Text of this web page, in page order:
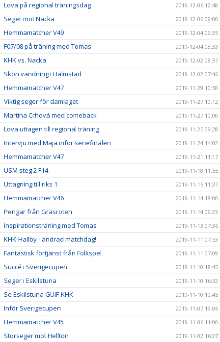
Lova på regional träningsdag 2019-12-06 12:48
Seger mot Nacka 2019-12-06 09:00
Hemmamatcher V49 2019-12-04 09:35
F07/08 på träning med Tomas 2019-12-04 08:33
KHK vs. Nacka 2019-12-02 08:37
Skön vändning i Halmstad 2019-12-02 07:46
Hemmamatcher V47 2019-11-29 10:50
Viktig seger för damlaget 2019-11-27 10:12
Martina Crhová med comeback 2019-11-27 10:00
Lova uttagen till regional träning 2019-11-25 09:28
Intervju med Maja inför seriefinalen 2019-11-24 14:02
Hemmamatcher V47 2019-11-21 11:17
USM steg 2 F14 2019-11-18 11:55
Uttagning till riks 1 2019-11-15 11:37
Hemmamatcher V46 2019-11-14 18:00
Pengar från Gräsroten 2019-11-14 09:23
Inspirationsträning med Tomas 2019-11-13 07:36
KHK-Hallby - ändrad matchdag! 2019-11-11 07:53
Fantastisk förtjänst från Folkspel 2019-11-11 07:09
Succé i Sverigecupen 2019-11-10 18:45
Seger i Eskilstuna 2019-11-10 16:32
Se Eskilstuna GUIF-KHK 2019-11-10 10:45
Inför Sverigecupen 2019-11-07 19:06
Hemmamatcher V45 2019-11-06 11:00
Storseger mot Hellton 2019-11-02 16:27